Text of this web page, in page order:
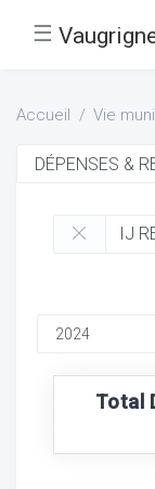
☰
Accueil Vie
Total